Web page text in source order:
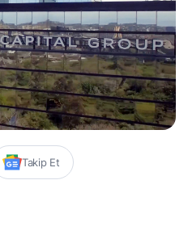
Takip Et